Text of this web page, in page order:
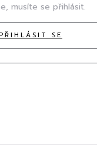
musíte se přihlásit.
SE